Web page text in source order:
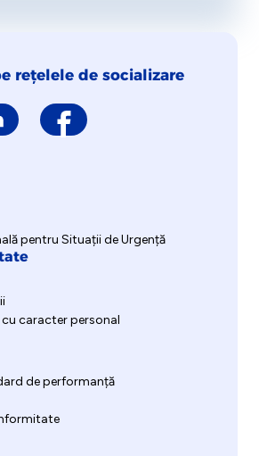
rețelele de socializare
pentru Situații de Urgență
caracter personal
de performanță